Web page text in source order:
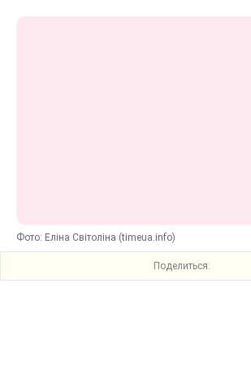
Фото: Еліна Світоліна (timeua.info)
Поделиться: